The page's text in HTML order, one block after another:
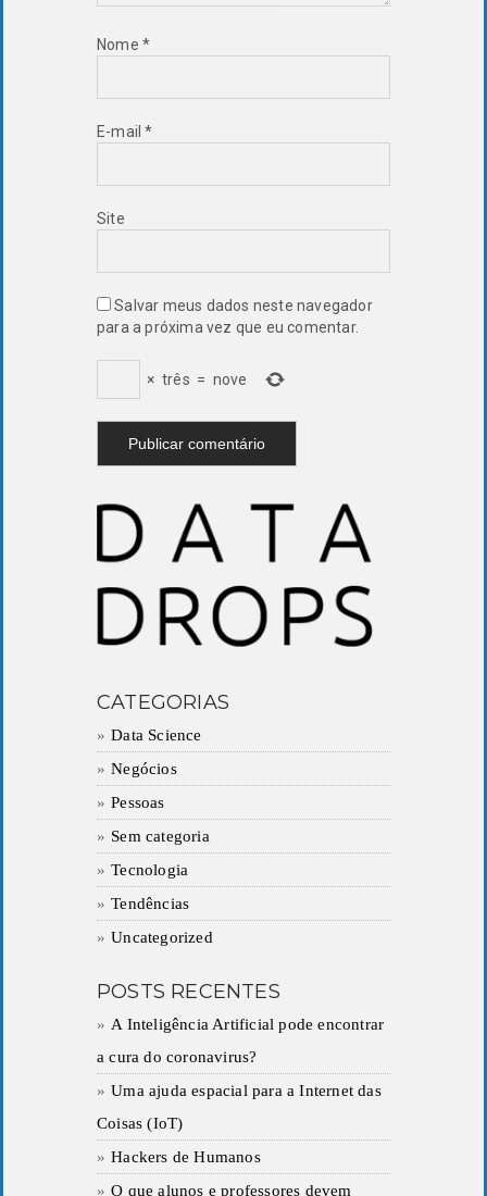
Nome *
E-mail*
Site
Salvar meus dados neste navegador
para a próxima vez que eu comentar.
× três = nove
CATEGORIAS
Data Science
Negócios
Pessoas
Sem categoria
Tecnologia
Tendências
Uncategorized
POSTS RECENTES
A Inteligência Artificial pode encontrar
a cura do coronavirus?
Uma ajuda espacial para a Internet das
Coisas (IoT)
Hackers de Humanos
O que alunos e professores devem